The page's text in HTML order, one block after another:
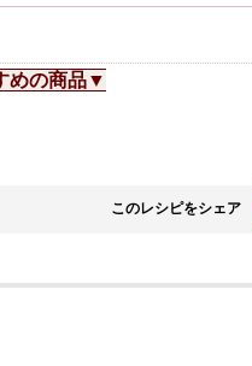
めの商品▼
このレシピをシェア